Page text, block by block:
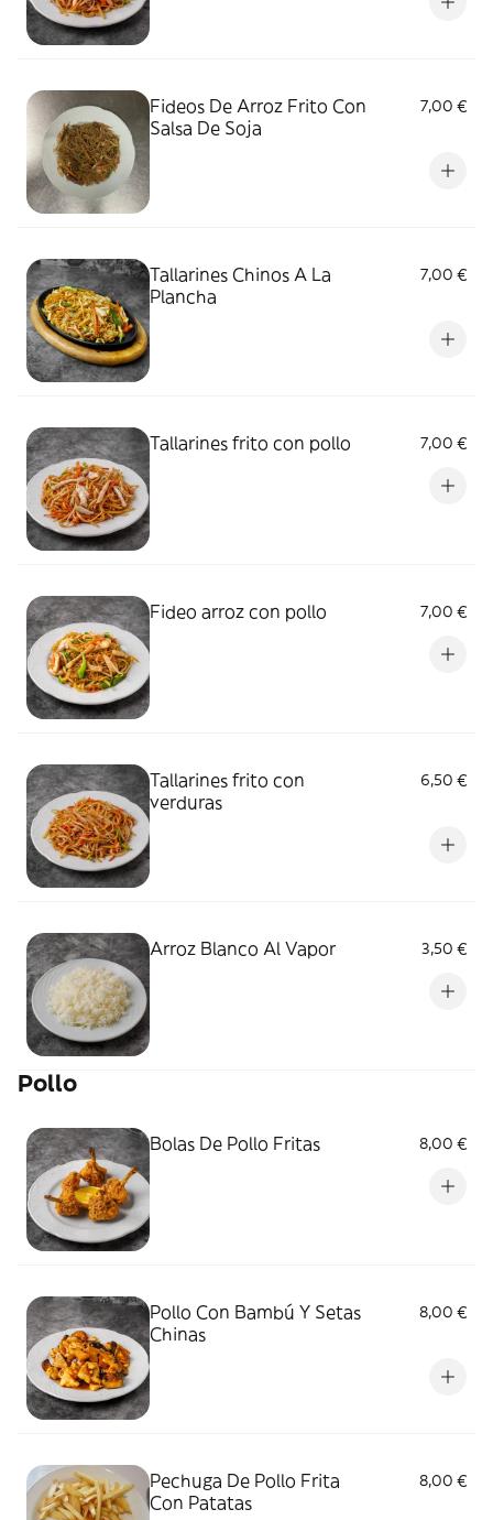
Fideos De Arroz Frito Con
Salsa De Soja
7,00 €
Tallarines Chinos A La
Plancha
7,00 €
Tallarines frito con pollo 7,00 €
Fideo arroz con pollo 7,00 €
Tallarines frito con
verduras
6,50 €
Arroz Blanco Al Vapor 3,50 €
Pollo
Bolas De Pollo Fritas 8,00 €
Pollo Con Bambú Y Setas
Chinas
8,00 €
Pechuga De Pollo Frita
Con Patatas
8,00 €